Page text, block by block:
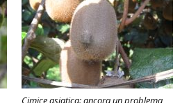
Cimice asiatica: ancora un problema